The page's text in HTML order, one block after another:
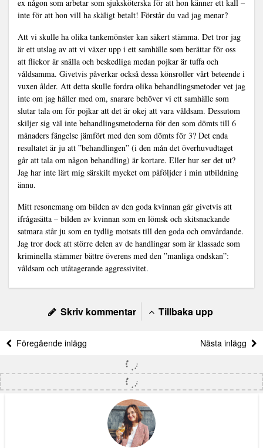
ex någon som arbetar som sjuksköterska för att hon känner ett kall –
inte för att hon vill ha skäligt betalt! Förstår du vad jag menar?
Att vi skulle ha olika tankemönster kan säkert stämma. Det tror jag
är ett utslag av att vi växer upp i ett samhälle som berättar för oss
att flickor är snälla och beskedliga medan pojkar är tuffa och
våldsamma. Givetvis påverkar också dessa könsroller vårt beteende i
vuxen ålder. Att detta skulle fordra olika behandlingsmetoder vet jag
inte om jag håller med om, snarare behöver vi ett samhälle som
slutar tala om för pojkar att det är okej att vara våldsam. Dessutom
skiljer sig väl inte behandlingsmetoderna för den som dömts till 6
månaders fängelse jämfört med den som dömts för 3? Det enda
resultatet är ju att ”behandlingen” (i den mån det överhuvudtaget
går att tala om någon behandling) är kortare. Eller hur ser det ut?
Jag har inte lärt mig särskilt mycket om påföljder i min utbildning
ännu.
Mitt resonemang om bilden av den goda kvinnan går givetvis att
ifrågasätta – bilden av kvinnan som en lömsk och skitsnackande
satmara står ju som en tydlig motsats till den goda och omvårdande.
Jag tror dock att större delen av de handlingar som är klassade som
kriminella stämmer bättre överens med den ”manliga ondskan”:
våldsam och utåtagerande aggressivitet.
Skriv kommentar Tillbaka upp
Föregående inlägg Nästa inlägg